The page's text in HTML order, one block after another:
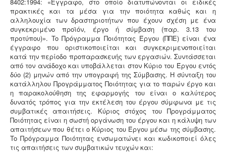
Ενεργειακά πιστοποιητικά - Όλες οι αγοραπωλησίες,
μισθώσεις, ανακαινίσεις και μονώσεις κατοικιών -
επαγγελματικών χώρων προαπαιτούν την ύπαρξη
ενεργειακού πιστοποιητικού
5
/
5
πρακτικές και τα μέσα για την ποιότητα καθώς και η
αλληλουχία των δραστηριοτήτων που έχουν σχέση με ένα
συγκεκριμένο προϊόν, έργο ή σύμβαση (παρ. 3.13 του
προτύπου)». To Πρόγραμμα Ποιότητας Έργου (ΠΠΕ) είναι ένα
έγγραφο που οριστικοποιείται και συγκεκριμενοποιείται
κατά την περίοδο προπαρασκευής των εργασιών. Συντάσσεται
από τον ανάδοχο και υποβάλλεται στον Κύριο του Έργου εντός
δύο (2) μηνών από την υπογραφή της Σύμβασης. H σύνταξη του
κατάλληλου Προγράμματος Ποιότητας για το παρών έργο και
η παρακολούθηση της εφαρμογής του είναι ο καλύτερος
δυνατός τρόπος για την εκτέλεση του έργου σύμφωνα με τις
συμβατικές απαιτήσεις. Κύριος στόχος του Προγράμματος
Ποιότητας είναι η σωστή οργάνωση του έργου και η κάλυψη των
απαιτήσεων που θέτει ο Κύριος του Έργου μέσω της σύμβασης.
To Πρόγραμμα Ποιότητας ενσωματώνει και κωδικοποιεί όλες
τις απαιτήσεις των συμβατικών τευχών και: